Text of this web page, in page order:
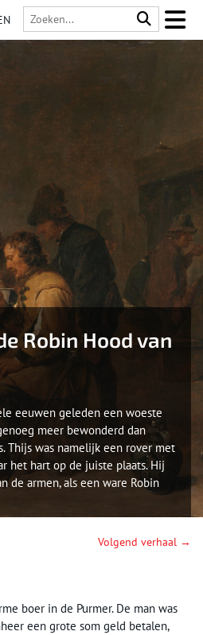
Robin Hood van
eeuwen geleden een woeste
meer bewonderd dan
Thijs was namelijk een rover met
het hart op de juiste plaats. Hij
de armen, als een ware Robin
Volgend verhaal →
boer in de Purmer. De man was
een grote som geld betalen,